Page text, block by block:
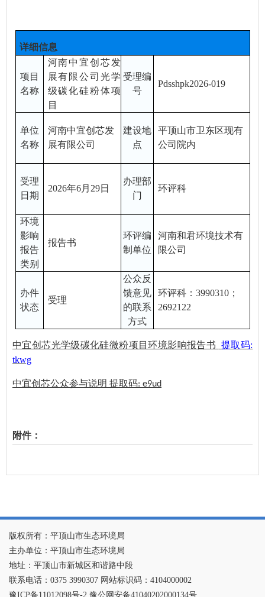
详细信息
项目
名称
河南中宜创芯发
展有限公司光学
级碳化硅粉体项
目
受理编
号
Pdsshpk2026-019
单位
名称
河南中宜创芯发
展有限公司
建设地
点
平顶山市卫东区现有
公司院内
受理
日期
2026年6月 29日
办理部
门
环评科
环境
影响
报告
类别
报告书
环评编
制单位
河南和君环境技术有
限公司
办件
状态
受理
公众反
馈意见
的联系
方式
环评科： 3990310；
2692122
中宜创芯光学级碳化硅微粉项目环境影响报告书 提取码:
tkwg
中宜创芯公众参与说明 提取码: e9ud
附件：
版权所有：平顶山市生态环境局
主办单位：平顶山市生态环境局
地址：平顶山市新城区和谐路中段
联系电话：0375 3990307 网站标识码：4104000002
豫ICP备11012098号-2 豫公网安备41040202000134号